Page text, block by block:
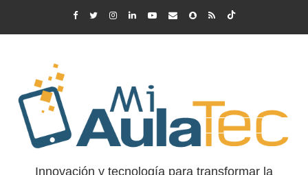
Innovación y tecnología para transformar la